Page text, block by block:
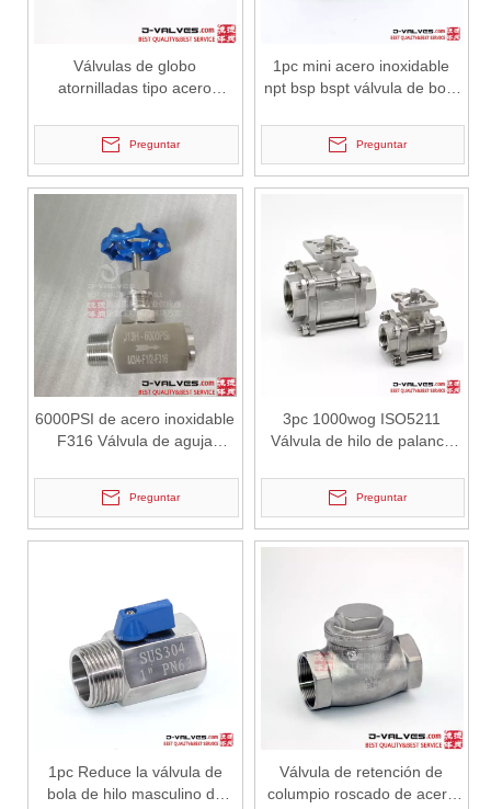
En sistemas de tuberías criogénicas y de baja temperatura, los
Las válvulas de compuerta son una de las válvulas de
Válvulas de globo
atornilladas tipo acero
Preguntar
1pc mini acero inoxidable
npt bsp bspt válvula de bola
Preguntar
6000PSI de acero inoxidable
F316 Válvula de aguja
Preguntar
3pc 1000wog ISO5211
Válvula de hilo de palanca
inoxidable de acero
inoxidable
Preguntar
1pc Reduce la válvula de
bola de hilo masculino de
Válvula de retención de
columpio roscado de acero